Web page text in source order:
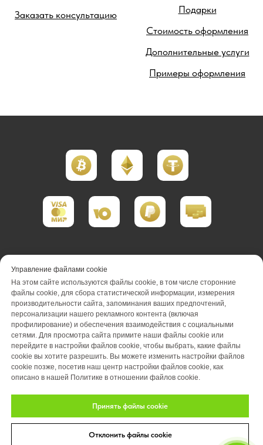
Заказать консультацию
Подарки
Стоимость оформления
Дополнительные услуги
Примеры оформления
Портфолио проектирования
Портфолио обслуживания
Акции
Вакансии
О компании
Отзывы
Блог
Оплата Контакты
© 2026 Студия ландшафтного дизайна «Art Story»
Управление файлами cookie
На этом сайте используются файлы cookie, в том числе сторонние
файлы cookie, для сбора статистической информации, измерения
производительности сайта, запоминания ваших предпочтений,
персонализации нашего рекламного контента (включая
профилирование) и обеспечения взаимодействия с социальными
сетями. Для просмотра сайта примите наши файлы cookie или
перейдите в настройки файлов cookie, чтобы выбрать, какие файлы
cookie вы хотите разрешить. Вы можете изменить настройки файлов
cookie позже, посетив наш центр настройки файлов cookie, как
описано в нашей Политике в отношении файлов cookie.
Принять файлы cookie
Отклонить файлы cookie